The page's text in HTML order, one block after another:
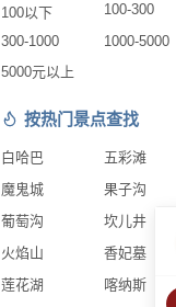
100以下
100-300
300-1000
1000-5000
5000元以上
按热门景点查找
白哈巴
五彩滩
魔鬼城
果子沟
葡萄沟
坎儿井
火焰山
香妃墓
莲花湖
喀纳斯